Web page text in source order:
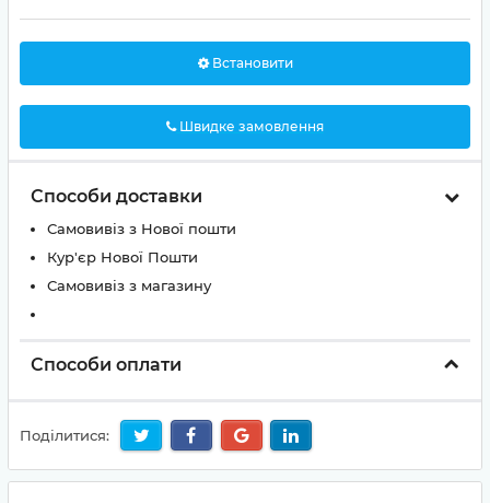
Встановити
Швидке замовлення
Способи доставки
Самовивіз з Нової пошти
Кур'єр Нової Пошти
Самовивіз з магазину
Способи оплати
Поділитися: